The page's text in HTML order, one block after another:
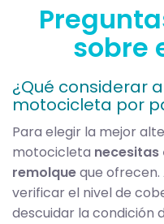
sobre
¿Qué considerar
motocicleta por
Para elegir la mejor
motocicleta necesitas
remolqueque ofrecen.
verificar el nivel de
descuidar la condición